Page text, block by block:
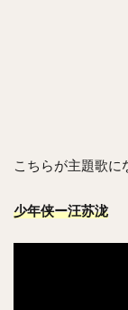
こちらが主題歌に
少年侠ー汪苏泷